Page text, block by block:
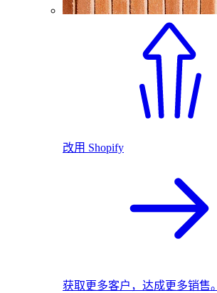
改用 Shopify
获取更多客户，达成更多销售。